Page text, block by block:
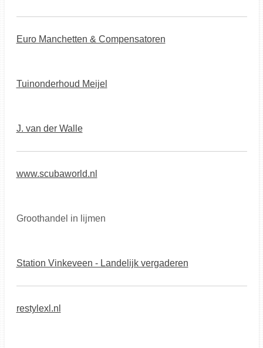
Euro Manchetten & Compensatoren
Tuinonderhoud Meijel
J. van der Walle
www.scubaworld.nl
Groothandel in lijmen
Station Vinkeveen - Landelijk vergaderen
restylexl.nl